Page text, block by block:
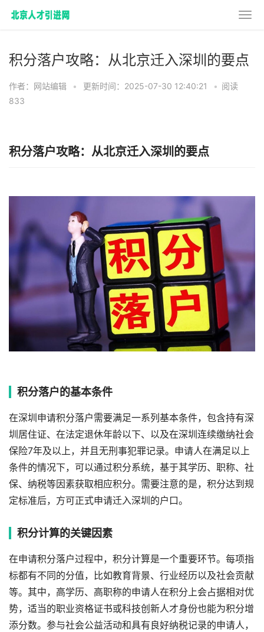
积分落户攻略：从北京迁入深圳的要点
作者：网站编辑 • 更新时间：2025-07-30 12:40:21 • 阅读
833
积分落户攻略：从北京迁入深圳的要点
积分落户的基本条件
在深圳申请积分落户需要满足一系列基本条件，包含持有深
圳居住证、在法定退休年龄以下、以及在深圳连续缴纳社会
保险7年及以上，并且无刑事犯罪记录。申请人在满足以上
条件的情况下，可以通过积分系统，基于其学历、职称、社
保、纳税等因素获取相应积分。需要注意的是，积分达到规
定标准后，方可正式申请迁入深圳的户口。
积分计算的关键因素
在申请积分落户过程中，积分计算是一个重要环节。每项指
标都有不同的分值，比如教育背景、行业经历以及社会贡献
等。其中，高学历、高职称的申请人在积分上会占据相对优
势，适当的职业资格证书或科技创新人才身份也能为积分增
添分数。参与社会公益活动和具有良好纳税记录的申请人，